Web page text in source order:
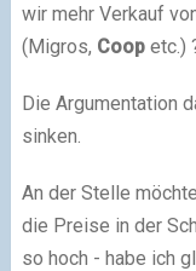
wir mehr Verkauf
(Migros, Coopetc.)
Die Argumentation
sinken.
An der Stelle
die Preise in der
so hoch - habe ich